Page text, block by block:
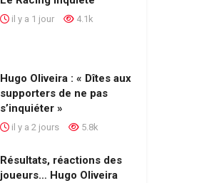
il y a 1 jour 4.1k
Hugo Oliveira : « Dîtes aux
supporters de ne pas
s’inquiéter »
il y a 2 jours 5.8k
Résultats, réactions des
joueurs… Hugo Oliveira